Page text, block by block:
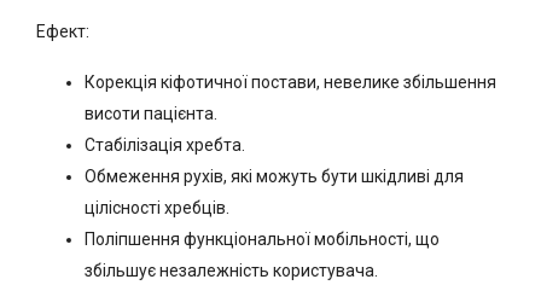
Ефект:
Корекція кіфотичної постави, невелике збільшення
висоти пацієнта.
Стабілізація хребта.
Обмеження рухів, які можуть бути шкідливі для
цілісності хребців.
Поліпшення функціональної мобільності, що
збільшує незалежність користувача.